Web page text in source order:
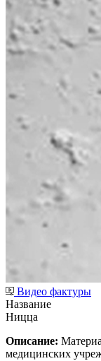
Видео фактуры
Название
Ницца
Описание:
медицинских